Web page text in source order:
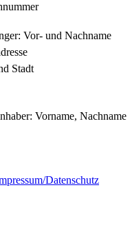
Vor- und Nachname
Stadt
Vorname, Nachname
Datenschutz